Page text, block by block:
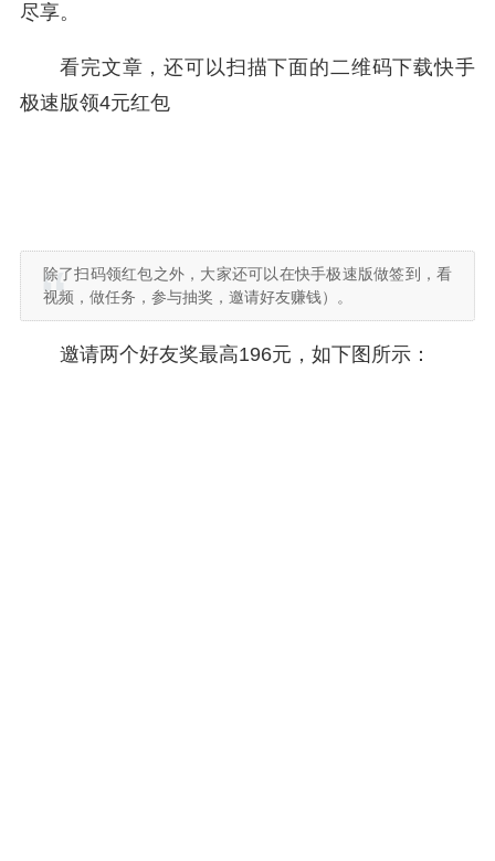
尽享。
看完文章，还可以扫描下面的二维码下载快手
极速版领4元红包
除了扫码领红包之外，大家还可以在快手极速版做签到，看
视频，做任务，参与抽奖，邀请好友赚钱）。
邀请两个好友奖最高196元，如下图所示：